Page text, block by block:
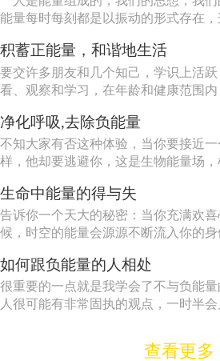
能量每时每刻都是以振动的形式存在
率比较低，如果您现在有负债而又自卑
匮乏的频率，想要解决这一问题，唯一
康、...
积蓄正能量，和谐地生活
要交许多朋友和几个知己，学识上活跃
看、观察和学习，在年龄和健康范围
净化呼吸,去除负能量
不知大家有否这种体验，当你要接近
样，他却要逃避你，这是生物能量场，
生命中能量的得与失
告诉你一个天大的秘密：当你充满欢
候，时空的能量会源源不断流入你的
如何跟负能量的人相处
很重要的一点就是我学会了不与负能
人很可能有非常固执的观点，一时半
查看更多